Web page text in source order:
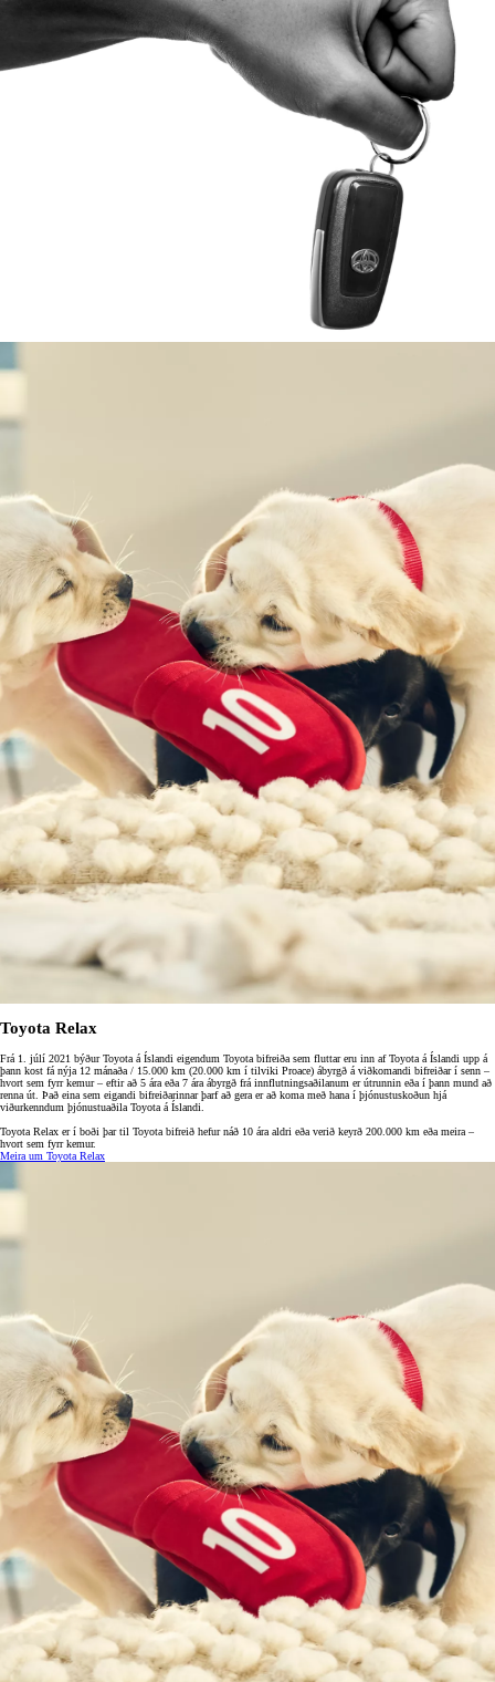
Toyota Relax
Frá 1. júlí 2021 býður Toyota á Íslandi eigendum Toyota bifreiða sem fluttar eru inn af Toyota á Íslandi upp á
þann kost fá nýja 12 mánaða / 15.000 km (20.000 km í tilviki Proace) ábyrgð á viðkomandi bifreiðar í senn –
hvort sem fyrr kemur – eftir að 5 ára eða 7 ára ábyrgð frá innflutningsaðilanum er útrunnin eða í þann mund að
renna út. Það eina sem eigandi bifreiðarinnar þarf að gera er að koma með hana í þjónustuskoðun hjá
viðurkenndum þjónustuaðila Toyota á Íslandi.
Toyota Relax er í boði þar til Toyota bifreið hefur náð 10 ára aldri eða verið keyrð 200.000 km eða meira –
hvort sem fyrr kemur.
Meira um Toyota Relax